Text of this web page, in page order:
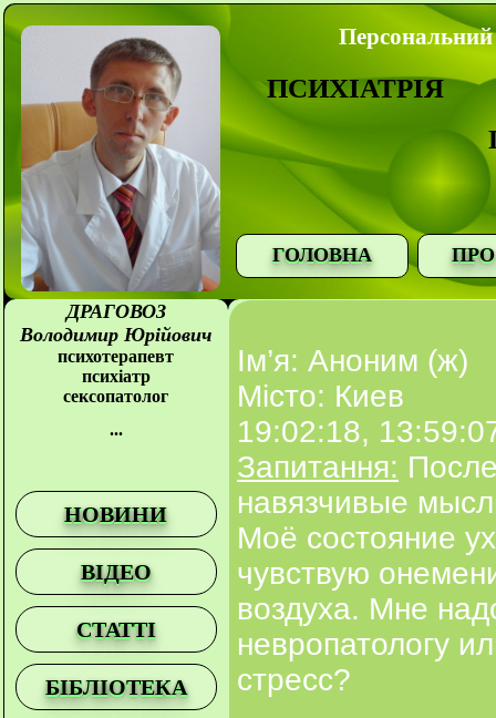
ПСИХІАТРІЯ
ГОЛОВНА
ДРАГОВОЗ
Володимир Юрійович
психотерапевт
психіатр
сексопатолог
...
НОВИНИ
ВІДЕО
СТАТТІ
БІБЛІОТЕКА
Ім’я: Аноним (ж)
Місто: Киев
19:02:18,
Запитання:
навязчивые
Моё состояние
чувствую
воздуха. Мне
невропатологу
стресс?